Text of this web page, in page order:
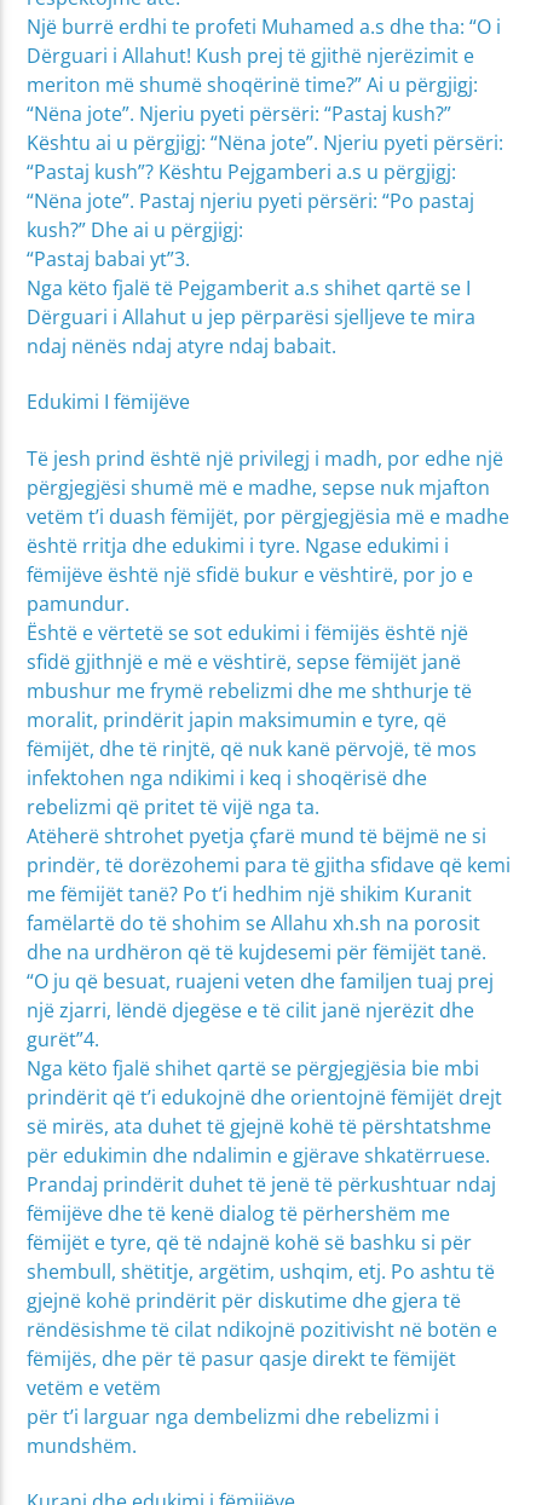
Një burrë erdhi te profeti Muhamed a.s dhe tha: “O i
Dërguari i Allahut! Kush prej të gjithë njerëzimit e
meriton më shumë shoqërinë time?” Ai u përgjigj:
“Nëna jote”. Njeriu pyeti përsëri: “Pastaj kush?”
Kështu ai u përgjigj: “Nëna jote”. Njeriu pyeti përsëri:
“Pastaj kush”? Kështu Pejgamberi a.s u përgjigj:
“Nëna jote”. Pastaj njeriu pyeti përsëri: “Po pastaj
kush?” Dhe ai u përgjigj:
“Pastaj babai yt”3.
Nga këto fjalë të Pejgamberit a.s shihet qartë se I
Dërguari i Allahut u jep përparësi sjelljeve te mira
ndaj nënës ndaj atyre ndaj babait.
Edukimi I fëmijëve
Të jesh prind është një privilegj i madh, por edhe një
përgjegjësi shumë më e madhe, sepse nuk mjafton
vetëm t’i duash fëmijët, por përgjegjësia më e madhe
është rritja dhe edukimi i tyre. Ngase edukimi i
fëmijëve është një sfidë bukur e vështirë, por jo e
pamundur.
Është e vërtetë se sot edukimi i fëmijës është një
sfidë gjithnjë e më e vështirë, sepse fëmijët janë
mbushur me frymë rebelizmi dhe me shthurje të
moralit, prindërit japin maksimumin e tyre, që
fëmijët, dhe të rinjtë, që nuk kanë përvojë, të mos
infektohen nga ndikimi i keq i shoqërisë dhe
rebelizmi që pritet të vijë nga ta.
Atëherë shtrohet pyetja çfarë mund të bëjmë ne si
prindër, të dorëzohemi para të gjitha sfidave që kemi
me fëmijët tanë? Po t’i hedhim një shikim Kuranit
famëlartë do të shohim se Allahu xh.sh na porosit
dhe na urdhëron që të kujdesemi për fëmijët tanë.
“O ju që besuat, ruajeni veten dhe familjen tuaj prej
një zjarri, lëndë djegëse e të cilit janë njerëzit dhe
gurët”4.
Nga këto fjalë shihet qartë se përgjegjësia bie mbi
prindërit që t’i edukojnë dhe orientojnë fëmijët drejt
së mirës, ata duhet të gjejnë kohë të përshtatshme
për edukimin dhe ndalimin e gjërave shkatërruese.
Prandaj prindërit duhet të jenë të përkushtuar ndaj
fëmijëve dhe të kenë dialog të përhershëm me
fëmijët e tyre, që të ndajnë kohë së bashku si për
shembull, shëtitje, argëtim, ushqim, etj. Po ashtu të
gjejnë kohë prindërit për diskutime dhe gjera të
rëndësishme të cilat ndikojnë pozitivisht në botën e
fëmijës, dhe për të pasur qasje direkt te fëmijët
vetëm e vetëm
për t’i larguar nga dembelizmi dhe rebelizmi i
mundshëm.